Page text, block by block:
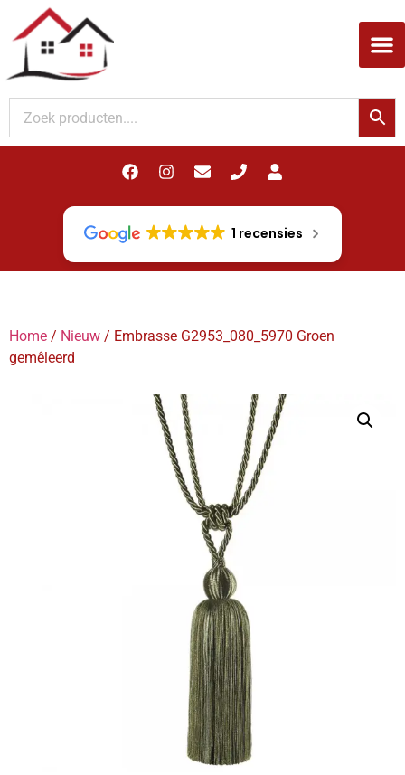
1 recensies
Home / Nieuw / Embrasse G2953_080_5970 Groen
gemêleerd